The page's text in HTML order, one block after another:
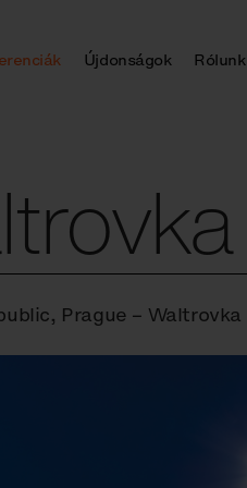
Újdonságok Rólunk
Prague – Waltrovka